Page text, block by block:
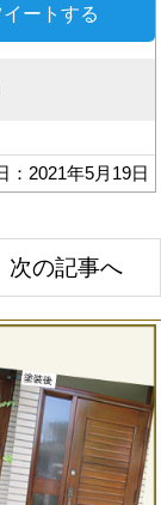
イートする
：2021年5月19日
次の記事へ